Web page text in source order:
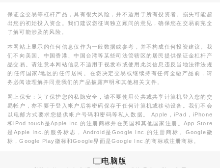
保证金交易等杠杆产品，具有很大风险，并不适用于所有投资者。损失可能超
出您的初始投入资金。我们建议您征询独立顾问的意见，确保您在交易前完全
了解可能涉及的风险。
本网站上显示的任何信息仅作为一般数据或参考，并不构成任何投资建议。我
们不向美国、中国香港、中国台湾等某些司法管辖区的居民提供保证金杠杆产
品交易。请注意本网站信息不适用于视发布或使用此类信息违反当地法律法规
的任何国家/地区的任何居民。在您决定交易或继续持有任何金融产品前，请
务必阅读理解并同意我们的产品披露声明和其他相关文件。
网上保安：为了保护您的私隐安全，请不要使用公共或共享计算机登入您的交
易帐户，亦不要于登入帐户后将密码保存于任何计算机或移动设备。我们不会
以电邮方式要求您提供帐户号码和密码等私人数据。 Apple，iPad，iPhone
和iPod touch是Apple Inc.的注册商标并在美国和其他国家注册。App Store
是Apple Inc.的服务标志，Android是Google Inc.的注册商标。Google徽
标，Google Play徽标和Google界面是Google Inc.的商标或注册商标。
电脑版